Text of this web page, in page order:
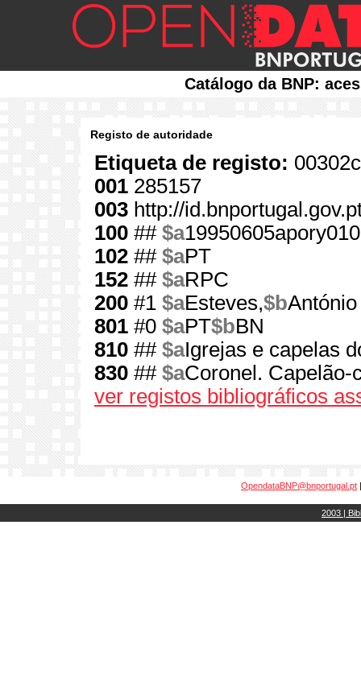
Catálogo da BNP:
Registo de autoridade
Etiqueta de registo:
001 285157
003 http://
100 ## $a
102 ## $aPT
152 ## $aRPC
200 #1 $aEsteves,$bAntónio
801 #0 $aPT$bBN
810 ## $aIgrejas e capelas
830 ## $aCoronel. Capelão-
ver registos bibliográficos
OpendataBNP@bnportugal.pt
2003 |